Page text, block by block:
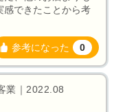
感できたことから考
参考になった 0
業｜2022.08